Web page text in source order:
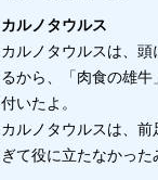
カルノタウルス
カルノタウルスは、
るから、「肉食の雄
付いたよ。
カルノタウルスは、
ぎて役に立たなかった